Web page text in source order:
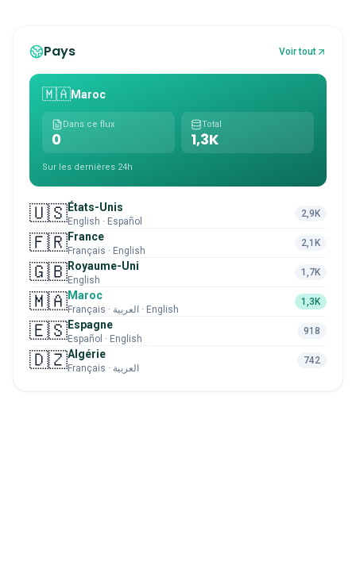
Pays Voir tout
🇲🇦Maroc
Dans ce flux
0
Total
1,3K
Sur les dernières 24h
🇺🇸États-Unis
English · Español
2,9K
🇫🇷France
Français · English
2,1K
🇬🇧Royaume-Uni
English
1,7K
🇲🇦Maroc
Français · العربية · English
1,3K
🇪🇸Espagne
Español · English
918
🇩🇿Algérie
Français · العربية
742